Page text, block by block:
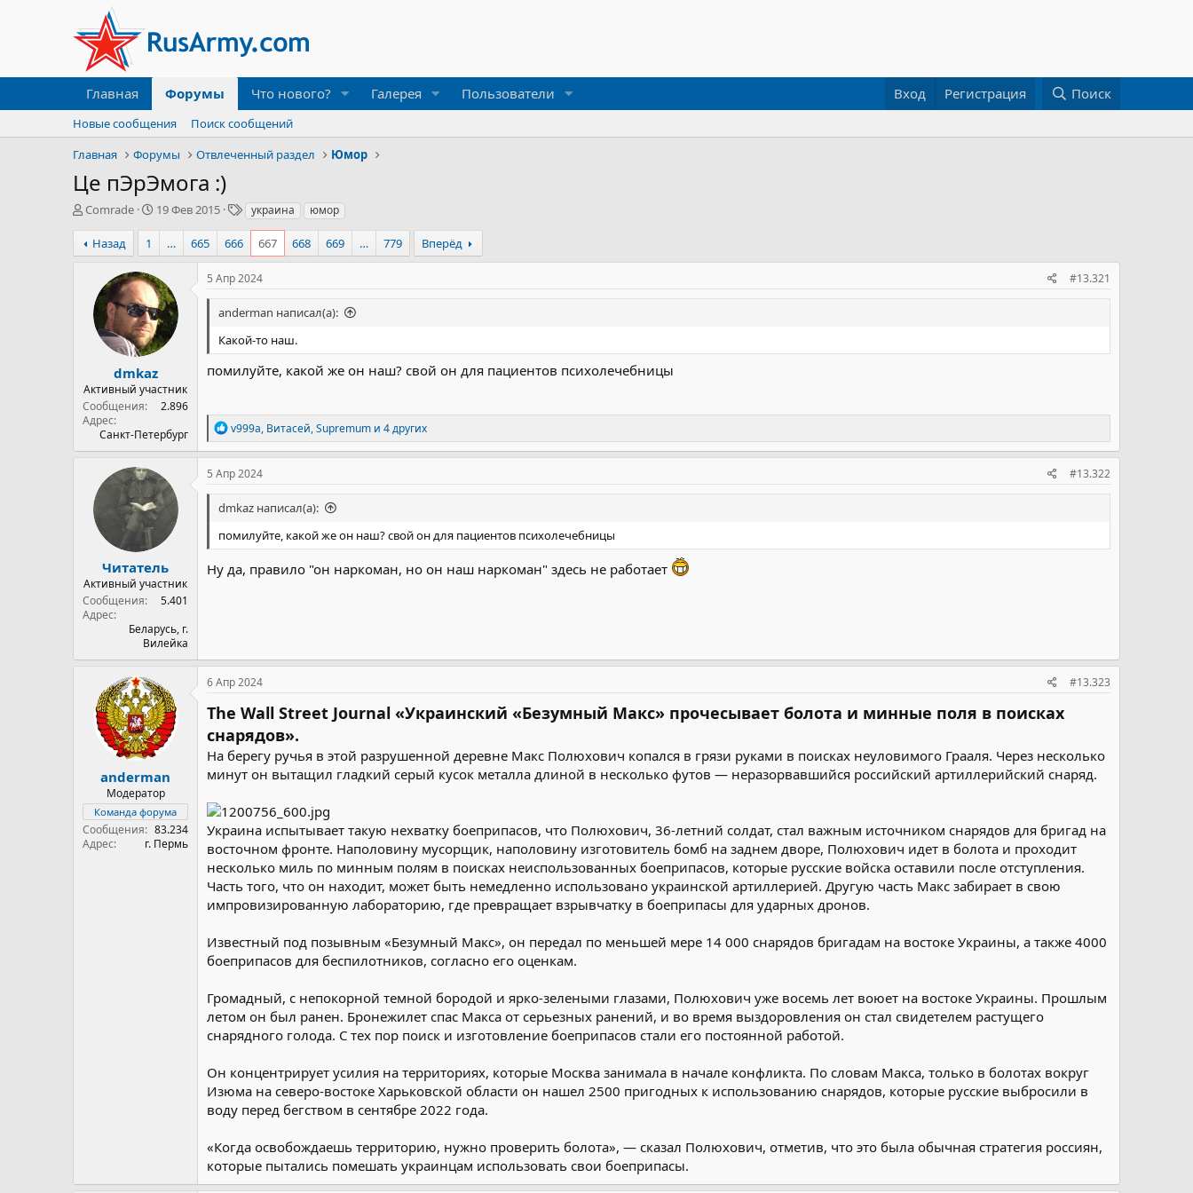
Главная Форумы Что нового? Галерея Пользователи Вход Регистрация Поиск
Новые сообщения
Поиск сообщений
Главная
Форумы Отвлеченный раздел Юмор
Це пЭрЭмога :)
А
т
о
Comrade
Д
а
а
ч
а
л
а
19 Фев 2015
Т
и
украина юмор
Назад 1 … 665 666 667 668 669 … 779 Вперёд
dmkaz
Активный участник
Сообщения
2.896
Адрес
Санкт-Петербург
5 Апр 2024 #13.321
anderman написал(а):
Какой-то наш.
помилуйте, какой же он наш? свой он для пациентов психолечебницы
Р
е
а
к
ц
и
v999a, Витасей,Supremum и 4 других
Читатель
Активный участник
Сообщения
5.401
Адрес
Беларусь, г.
Вилейка
5 Апр 2024 #13.322
dmkaz написал(а):
помилуйте, какой же он наш? свой он для пациентов психолечебницы
Ну да, правило "он наркоман, но он наш наркоман" здесь не работает
anderman
Модератор
Команда форума
Сообщения
83.234
Адрес
г. Пермь
6 Апр 2024 #13.323
The Wall Street Journal «Украинский «Безумный Макс» прочесывает болота и минные поля в поисках
снарядов».
На берегу ручья в этой разрушенной деревне Макс Полюхович копался в грязи руками в поисках неуловимого Грааля. Через несколько
минут он вытащил гладкий серый кусок металла длиной в несколько футов — неразорвавшийся российский артиллерийский снаряд.
Украина испытывает такую нехватку боеприпасов, что Полюхович, 36-летний солдат, стал важным источником снарядов для бригад на
восточном фронте. Наполовину мусорщик, наполовину изготовитель бомб на заднем дворе, Полюхович идет в болота и проходит
несколько миль по минным полям в поисках неиспользованных боеприпасов, которые русские войска оставили после отступления.
Часть того, что он находит, может быть немедленно использовано украинской артиллерией. Другую часть Макс забирает в свою
импровизированную лабораторию, где превращает взрывчатку в боеприпасы для ударных дронов.
Известный под позывным «Безумный Макс», он передал по меньшей мере 14 000 снарядов бригадам на востоке Украины, а также 4000
боеприпасов для беспилотников, согласно его оценкам.
Громадный, с непокорной темной бородой и ярко-зелеными глазами, Полюхович уже восемь лет воюет на востоке Украины. Прошлым
летом он был ранен. Бронежилет спас Макса от серьезных ранений, и во время выздоровления он стал свидетелем растущего
снарядного голода. С тех пор поиск и изготовление боеприпасов стали его постоянной работой.
Он концентрирует усилия на территориях, которые Москва занимала в начале конфликта. По словам Макса, только в болотах вокруг
Изюма на северо-востоке Харьковской области он нашел 2500 пригодных к использованию снарядов, которые русские выбросили в
воду перед бегством в сентябре 2022 года.
«Когда освобождаешь территорию, нужно проверить болота», — сказал Полюхович, отметив, что это была обычная стратегия россиян,
которые пытались помешать украинцам использовать свои боеприпасы.